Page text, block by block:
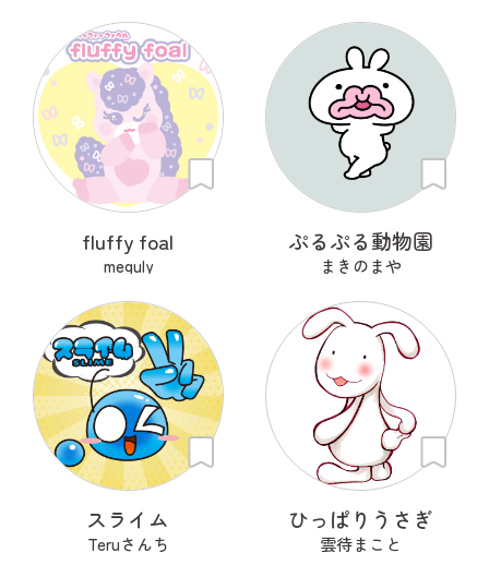
fluffy foal
meguly
ぷるぷる動物園
まきのまや
スライム
Teruさんち
ひっぱりうさぎ
雲待まこと